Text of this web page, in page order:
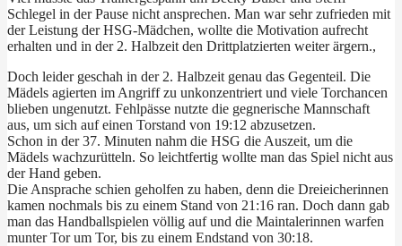
Schlegel in der Pause nicht ansprechen. Man war sehr zufrieden mit
der Leistung der HSG-Mädchen, wollte die Motivation aufrecht
erhalten und in der 2. Halbzeit den Drittplatzierten weiter ärgern.,
Doch leider geschah in der 2. Halbzeit genau das Gegenteil. Die
Mädels agierten im Angriff zu unkonzentriert und viele Torchancen
blieben ungenutzt. Fehlpässe nutzte die gegnerische Mannschaft
aus, um sich auf einen Torstand von 19:12 abzusetzen.
Schon in der 37. Minuten nahm die HSG die Auszeit, um die
Mädels wachzurütteln. So leichtfertig wollte man das Spiel nicht aus
der Hand geben.
Die Ansprache schien geholfen zu haben, denn die Dreieicherinnen
kamen nochmals bis zu einem Stand von 21:16 ran. Doch dann gab
man das Handballspielen völlig auf und die Maintalerinnen warfen
munter Tor um Tor, bis zu einem Endstand von 30:18.